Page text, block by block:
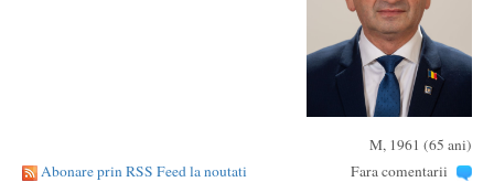
M, 1961 (65 ani)
Abonare prin RSS Feed la noutati
Fara comentarii